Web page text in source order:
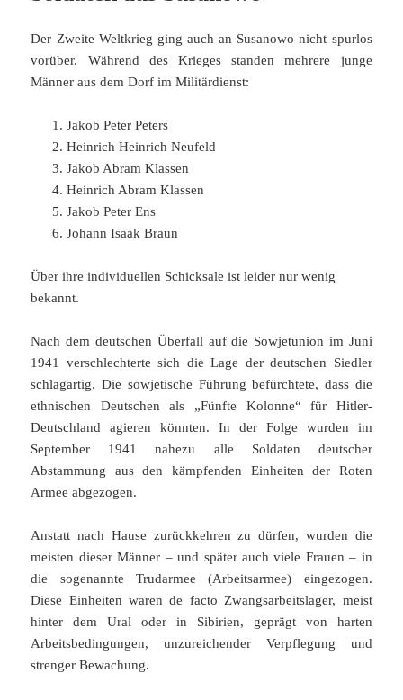
Der Zweite Weltkrieg ging auch an Susanowo nicht spurlos
vorüber. Während des Krieges standen mehrere junge
Männer aus dem Dorf im Militärdienst:
Jakob Peter Peters
Heinrich Heinrich Neufeld
Jakob Abram Klassen
Heinrich Abram Klassen
Jakob Peter Ens
Johann Isaak Braun
Über ihre individuellen Schicksale ist leider nur wenig
bekannt.
Nach dem deutschen Überfall auf die Sowjetunion im Juni
1941 verschlechterte sich die Lage der deutschen Siedler
schlagartig. Die sowjetische Führung befürchtete, dass die
ethnischen Deutschen als „Fünfte Kolonne“ für Hitler-
Deutschland agieren könnten. In der Folge wurden im
September 1941 nahezu alle Soldaten deutscher
Abstammung aus den kämpfenden Einheiten der Roten
Armee abgezogen.
Anstatt nach Hause zurückkehren zu dürfen, wurden die
meisten dieser Männer – und später auch viele Frauen – in
die sogenannte Trudarmee (Arbeitsarmee) eingezogen.
Diese Einheiten waren de facto Zwangsarbeitslager, meist
hinter dem Ural oder in Sibirien, geprägt von harten
Arbeitsbedingungen, unzureichender Verpflegung und
strenger Bewachung.